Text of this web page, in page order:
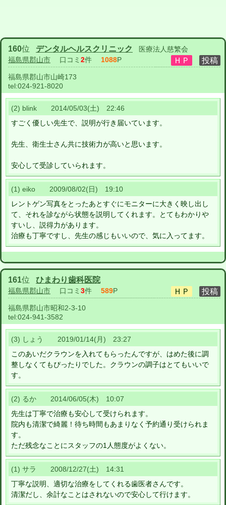
160位 デンタルヘルスクリニック
医療法人慈繁会
福島県郡山市 口コミ 2件 1088P
福島県郡山市山崎173
tel:024-921-8020
(2) blink 2014/05/03(土) 22:46
すごく優しい先生で、説明が行き届いています。
先生、衛生士さん共に技術力が高いと思います。
安心して受診していられます。
(1) eiko 2009/08/02(日) 19:10
レントゲン写真をとったあとすぐにモニターに大きく映し出し
て、それを診ながら状態を説明してくれます。とてもわかりや
すいし、説得力があります。
治療も丁寧ですし、先生の感じもいいので、気に入ってます。
161位 ひまわり歯科医院
福島県郡山市 口コミ 3件 589P
福島県郡山市昭和2-3-10
tel:024-941-3582
(3) しょう 2019/01/14(月) 23:27
このあいだクラウンを入れてもらったんですが、はめた後に調
整しなくてもぴったりでした。クラウンの調子はとてもいいで
す。
(2) るか 2014/06/05(木) 10:07
先生は丁寧で治療も安心して受けられます。
院内も清潔で綺麗！待ち時間もあまりなく予約通り受けられま
す。
ただ残念なことにスタッフの1人態度がよくない。
(1) サラ 2008/12/27(土) 14:31
丁寧な説明、適切な治療をしてくれる歯医者さんです。
清潔だし、余計なことはされないので安心して行けます。